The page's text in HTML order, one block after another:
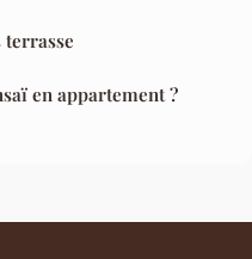
en appartement ?